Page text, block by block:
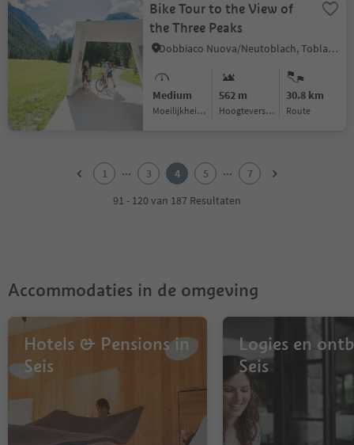
Bike Tour to the View of
the Three Peaks
Dobbiaco Nuova/Neutoblach, Toblach/Dobbiaco, Dolomites Region 3 Zinnen
Medium
Moeilijkheidsgraad
562 m
Hoogteverschil
30.8 km
Route
1 ... 3 4 5 ...
7
91 - 120 van 187 Resultaten
Accommodaties in de omgeving
Hotels & Pensions in
Seis
Logies en
Seis